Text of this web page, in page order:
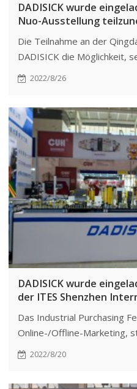
DADISICK wurde
Nuo-Ausstellung
Die Teilnahme an der
DADISICK die Möglichkeit,
expandieren und sich in
2022/8/26
DADISICK wurde
der ITES Shenzhen
Exhibition sowie am
Purchasing Festival
Das Industrial Purchasing
Online-/Offline-Marketing,
und fördert Verkehr,
2022/8/20